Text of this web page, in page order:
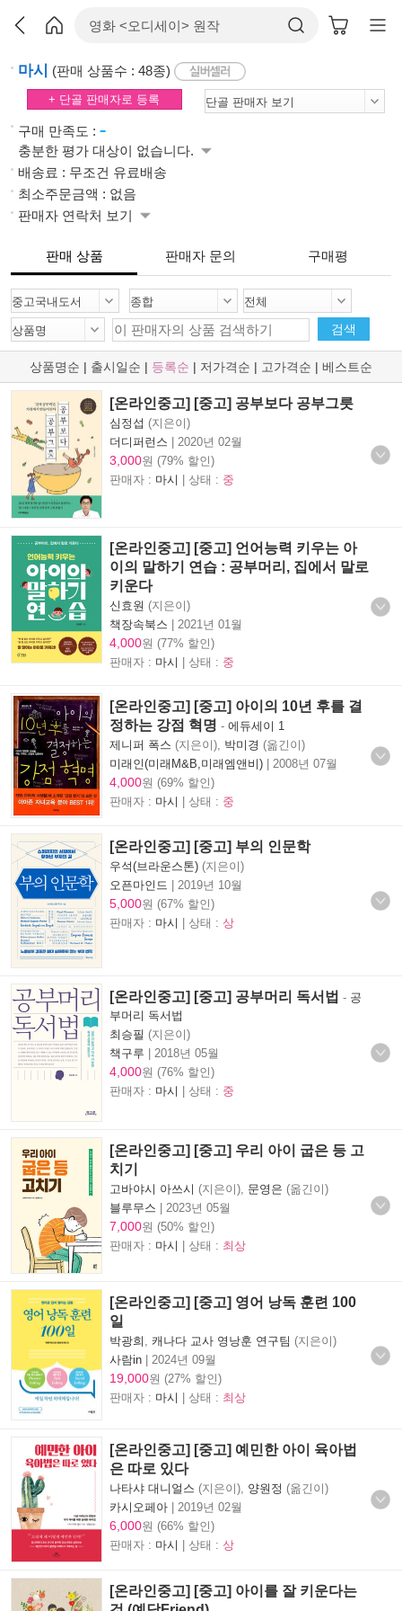
마시 (판매 상품수 : 48종)
+ 단골 판매자로 등록
구매 만족도 : -
충분한 평가 대상이 없습니다.
배송료 : 무조건 유료배송
최소주문금액 : 없음
판매자 연락처 보기
판매 상품 판매자 문의 구매평
검색
상품명순 | 출시일순 | 등록순 | 저가격순 | 고가격순 | 베스트순
[온라인중고] [중고] 공부보다 공부그릇
심정섭 (지은이)
더디퍼런스 | 2020년 02월
3,000원 (79% 할인)
판매자 : 마시 | 상태 : 중
[온라인중고] [중고] 언어능력 키우는 아
이의 말하기 연습 : 공부머리, 집에서 말로
키운다
신효원 (지은이)
책장속북스 | 2021년 01월
4,000원 (77% 할인)
판매자 : 마시 | 상태 : 중
[온라인중고] [중고] 아이의 10년 후를 결
정하는 강점 혁명 - 에듀세이 1
제니퍼 폭스 (지은이), 박미경 (옮긴이)
미래인(미래M&B,미래엠앤비) | 2008년 07월
4,000원 (69% 할인)
판매자 : 마시 | 상태 : 중
[온라인중고] [중고] 부의 인문학
우석(브라운스톤) (지은이)
오픈마인드 | 2019년 10월
5,000원 (67% 할인)
판매자 : 마시 | 상태 : 상
[온라인중고] [중고] 공부머리 독서법 - 공
부머리 독서법
최승필 (지은이)
책구루 | 2018년 05월
4,000원 (76% 할인)
판매자 : 마시 | 상태 : 중
[온라인중고] [중고] 우리 아이 굽은 등 고
치기
고바야시 아쓰시 (지은이), 문영은 (옮긴이)
블루무스 | 2023년 05월
7,000원 (50% 할인)
판매자 : 마시 | 상태 : 최상
[온라인중고] [중고] 영어 낭독 훈련 100
일
박광희 캐나다 교사 영낭훈 연구팀 (지은이)
사람in | 2024년 09월
19,000원 (27% 할인)
판매자 : 마시 | 상태 : 최상
[온라인중고] [중고] 예민한 아이 육아법
은 따로 있다
나타샤 대니얼스 (지은이), 양원정 (옮긴이)
카시오페아 | 2019년 02월
6,000원 (66% 할인)
판매자 : 마시 | 상태 : 상
[온라인중고] [중고] 아이를 잘 키운다는